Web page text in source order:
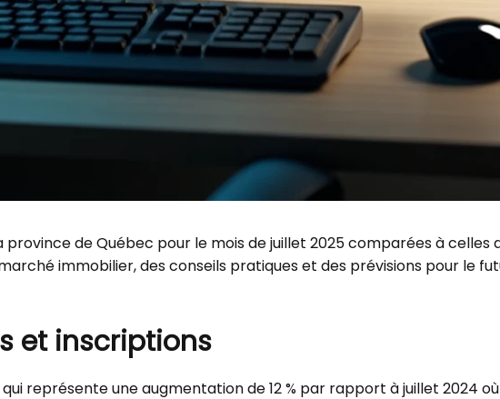
de Québec pour le mois de juillet 2025 comparées à celles
immobilier, des conseils pratiques et des prévisions pour le
et inscriptions
représente une augmentation de 12 % par rapport à juillet 2024